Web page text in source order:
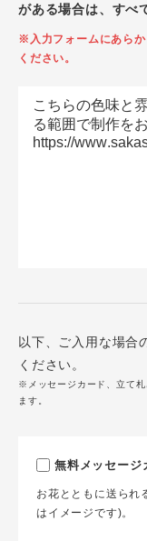
がある場合は、すべ
※入力フォームにあら
ください。
以下、ご入用な場合
ください。
※メッセージカード、立て札
ます。
無料メッセージ
お花とともに送られ
はイメージです)。